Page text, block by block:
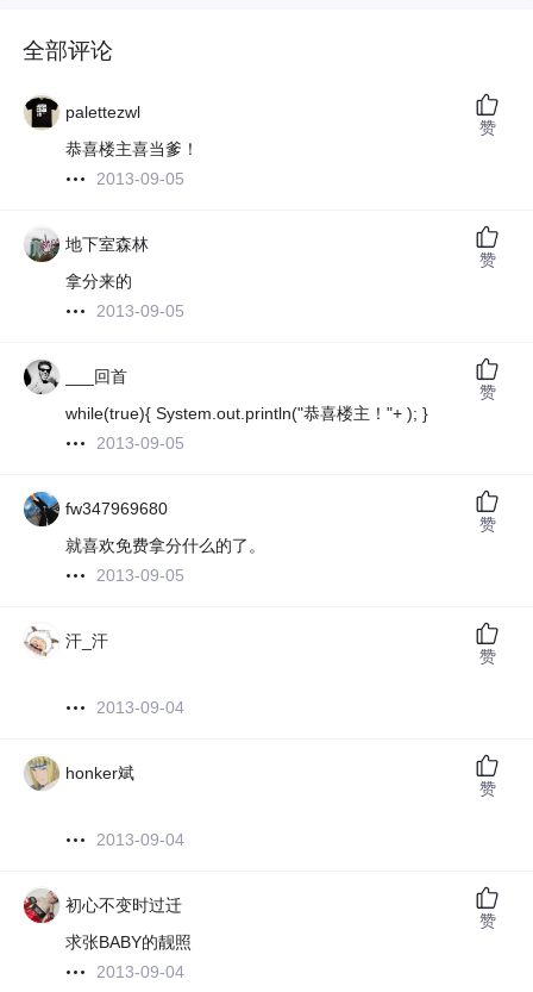
全部评论
palettezwl
恭喜楼主喜当爹！
2013-09-05
赞
地下室森林
拿分来的
2013-09-05
赞
___回首
while(true){ System.out.println("恭喜楼主！"+ ); }
2013-09-05
赞
fw347969680
就喜欢免费拿分什么的了。
2013-09-05
赞
汗_汗
2013-09-04
赞
honker斌
2013-09-04
赞
初心不变时过迁
求张BABY的靓照
2013-09-04
赞